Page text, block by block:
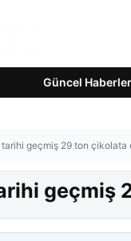
Güncel Haberler
tarihi geçmiş 29 ton çikolata
geçmiş